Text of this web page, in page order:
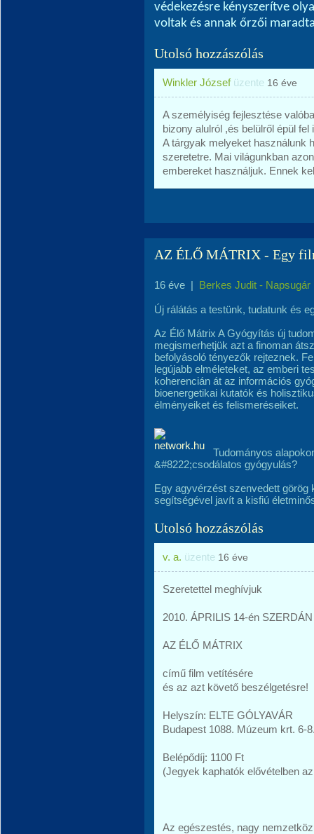
védekezésre kényszerítve
voltak és annak őrzői
Utolsó hozzászólás
Winkler Józsefüzente 16 éve
A személyiség fejlesztése
bizony alulról ,és belülről épül fel
A tárgyak melyeket használunk
szeretetre. Mai világunkban
embereket használjuk. Ennek
AZ ÉLŐ MÁTRIX - Egy
16 éve | Berkes Judit - Napsugár
Új rálátás a testünk, tudatunk és
Az Élő Mátrix A Gyógyítás új
megismerhetjük azt a finoman
befolyásoló tényezők rejteznek.
legújabb elméleteket, az emberi
koherencián át az információs
bioenergetikai kutatók és
élményeiket és felismeréseiket.
Tudományos
&#8222;csodálatos gyógyulás?
Egy agyvérzést szenvedett
segítségével javít a kisfiú
Utolsó hozzászólás
v. a. üzente 16 éve
Szeretettel meghívjuk
2010. ÁPRILIS 14-én
AZ ÉLŐ MÁTRIX
című film vetítésére
és az azt követő beszélgetésre!
Helyszín: ELTE GÓLYAVÁR
Budapest 1088. Múzeum krt. 6-
Belépődíj: 1100 Ft
(Jegyek kaphatók elővételben
Az egészestés, nagy